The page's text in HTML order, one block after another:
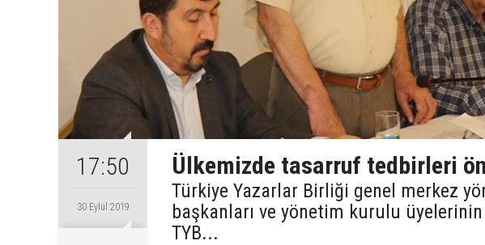
17:50
30 Eylül 2019
Ülkemizde tasarruf tedbirleri
Türkiye Yazarlar Birliği genel merkez
başkanları ve yönetim kurulu üyelerinin
TYB...